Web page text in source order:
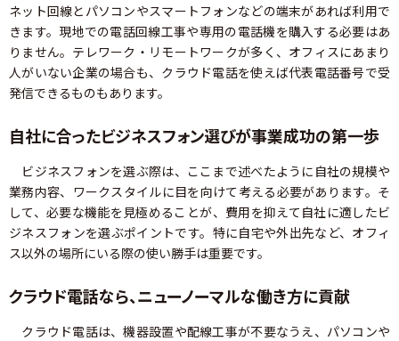
ネット回線とパソコンやスマートフォンなどの端末があれば利用で
きます。現地での電話回線工事や専用の電話機を購入する必要はあ
りません。テレワーク・リモートワークが多く、オフィスにあまり
人がいない企業の場合も、クラウド電話を使えば代表電話番号で受
発信できるものもあります。
自社に合ったビジネスフォン選びが事業成功の第一歩
ビジネスフォンを選ぶ際は、ここまで述べたように自社の規模や
業務内容、ワークスタイルに目を向けて考える必要があります。そ
して、必要な機能を見極めることが、費用を抑えて自社に適したビ
ジネスフォンを選ぶポイントです。特に自宅や外出先など、オフィ
ス以外の場所にいる際の使い勝手は重要です。
クラウド電話なら、ニューノーマルな働き方に貢献
クラウド電話は、機器設置や配線工事が不要なうえ、パソコンや